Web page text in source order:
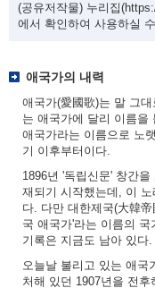
(공유저작물) 누리집
에서 확인하여 사용하실
애국가의 내력
애국가(愛國歌)는 말 그
는 애국가에 달리 이름을
애국가라는 이름으로 노
기 이후부터이다.
1896년 '독립신문' 창간
재되기 시작했는데, 이
다. 다만 대한제국(大韓
국 애국가'라는 이름의
기록은 지금도 남아 있다.
오늘날 불리고 있는 애국
처해 있던 1907년을 전